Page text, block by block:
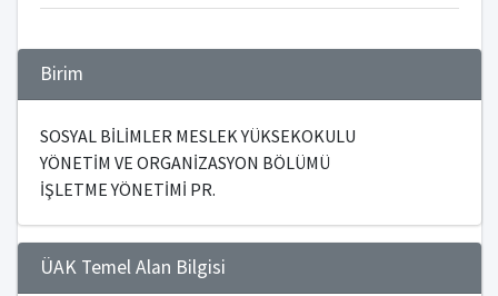
Birim
SOSYAL BİLİMLER MESLEK YÜKSEKOKULU
YÖNETİM VE ORGANİZASYON BÖLÜMÜ
İŞLETME YÖNETİMİ PR.
ÜAK Temel Alan Bilgisi